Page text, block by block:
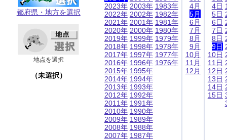
都府県・地方を選択
地点を選択
（未選択）
2023年
2022年
2021年
2020年
2019年
2018年
2017年
2016年
2015年
2014年
2013年
2012年
2011年
2010年
2009年
2008年
2007年
2003年
2002年
2001年
2000年
1999年
1998年
1997年
1996年
1995年
1994年
1993年
1992年
1991年
1990年
1989年
1988年
1987年
1983年
1982年
1981年
1980年
1979年
1978年
1977年
1976年
4月
5月
6月
7月
8月
9月
10月
11月
12月
4日
5日
6日
7日
8日
9日
10日
11日
12日
13日
14日
15日